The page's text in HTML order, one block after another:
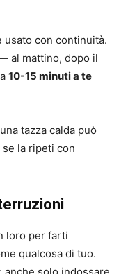
usato con continuità.
al mattino, dopo il
10-15 minuti a te
tazza calda può
la ripeti con
loro per farti
qualcosa di tuo.